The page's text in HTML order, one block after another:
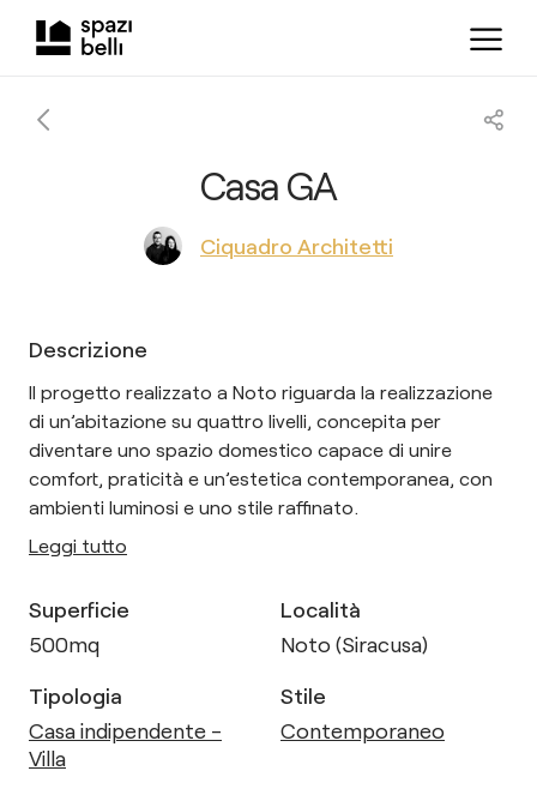
Casa GA
Ciquadro Architetti
Descrizione
Il progetto realizzato a Noto riguarda la realizzazione
di un’abitazione su quattro livelli, concepita per
diventare uno spazio domestico capace di unire
comfort, praticità e un’estetica contemporanea, con
ambienti luminosi e uno stile raffinato.
Leggi tutto
Superficie
500mq
Località
Noto (Siracusa)
Tipologia
Casa indipendente -
Villa
Stile
Contemporaneo